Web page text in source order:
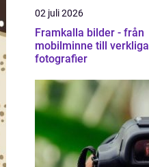
02 juli 2026
Framkalla bilder - från
mobilminne till verkliga
fotografier